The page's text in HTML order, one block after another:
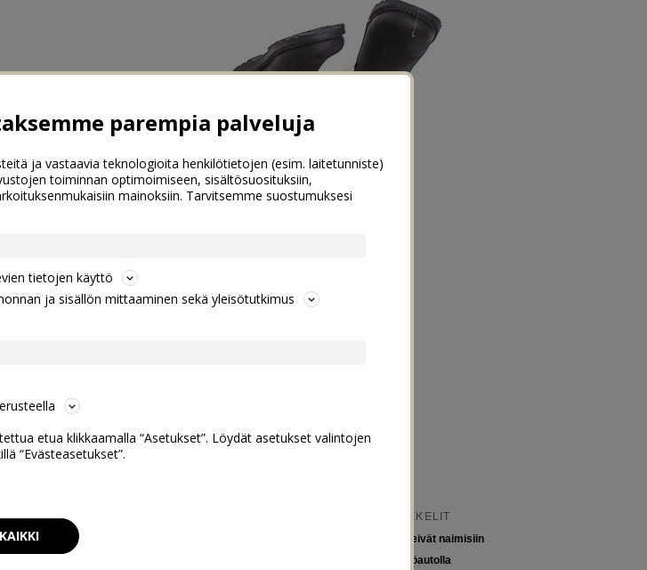
VIIMEISIMMÄT ARTIKKELIT
Tytöt kuuluvat kouluun, eivät naimisiin
Euroopan roadtrip sähköautolla
parempia palveluja
ja vastaavia teknologioita henkilötietojen (esim. laitetunniste)
toiminnan optimoimiseen, sisältösuosituksiin,
mainoksiin. Tarvitsemme suostumuksesi
tietojen käyttö
ja sisällön mittaaminen sekä yleisötutkimus
etua klikkaamalla “Asetukset”. Löydät asetukset valintojen
“Evästeasetukset”.